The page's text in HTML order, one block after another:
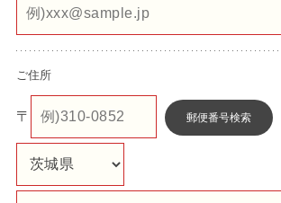
ご住所
〒 郵便番号検索